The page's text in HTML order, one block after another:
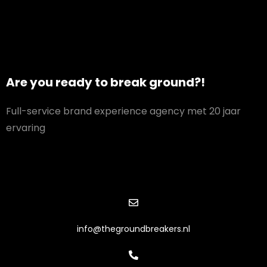
Are you ready to break ground?!
Full-service brand experience agency met 20 jaar
ervaring
info@thegroundbreakers.nl